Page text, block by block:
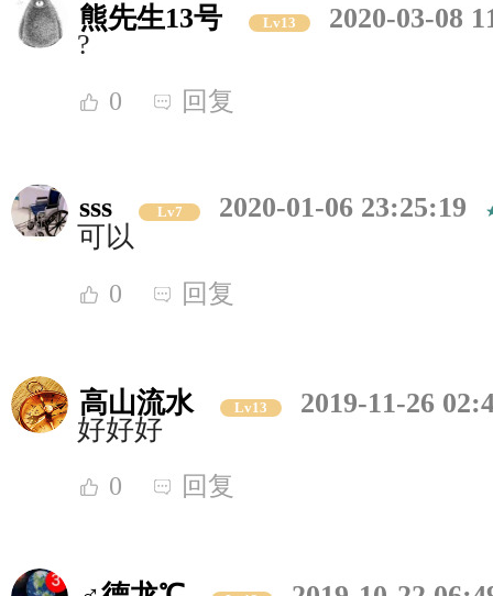
熊先生13号 Lv13
2020-03-08
?
0 回复
sss Lv7
2020-01-06 23:25:19
可以
0 回复
高山流水 Lv13
2019-11-26
好好好
0 回复